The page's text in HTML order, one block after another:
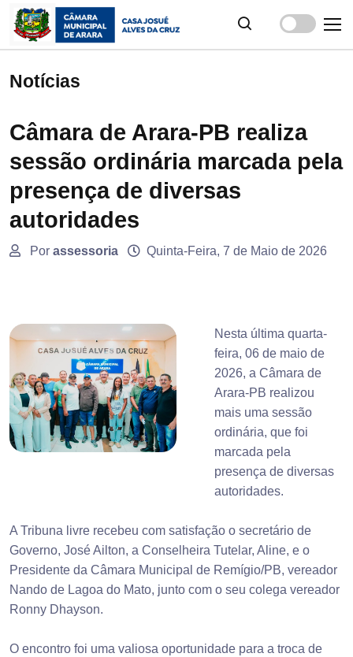
Notícias
Câmara de Arara-PB realiza
sessão ordinária marcada pela
presença de diversas
autoridades
Por assessoria Quinta-Feira, 7 de Maio de 2026
Nesta última quarta-
feira, 06 de maio de
2026, a Câmara de
Arara-PB realizou
mais uma sessão
ordinária, que foi
marcada pela
presença de diversas
autoridades.
A Tribuna livre recebeu com satisfação o secretário de
Governo, José Ailton, a Conselheira Tutelar, Aline, e o
Presidente da Câmara Municipal de Remígio/PB, vereador
Nando de Lagoa do Mato, junto com o seu colega vereador
Ronny Dhayson.
O encontro foi uma valiosa oportunidade para a troca de